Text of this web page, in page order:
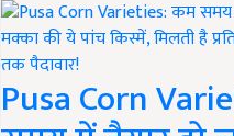
Pusa Corn